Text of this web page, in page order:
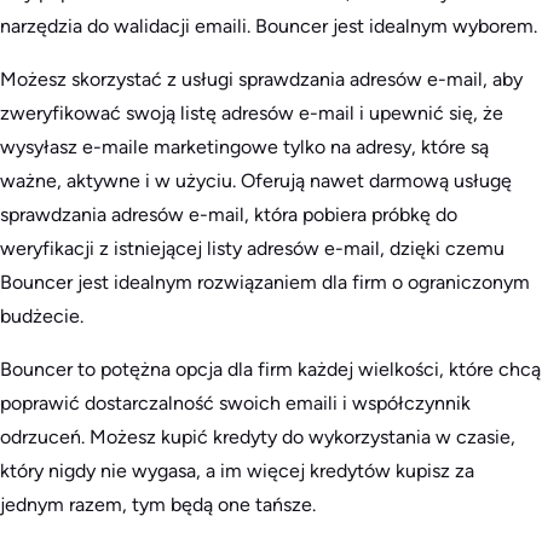
narzędzia do walidacji emaili. Bouncer jest idealnym wyborem.
Możesz skorzystać z usługi sprawdzania adresów e-mail, aby
zweryfikować swoją listę adresów e-mail i upewnić się, że
wysyłasz e-maile marketingowe tylko na adresy, które są
ważne, aktywne i w użyciu. Oferują nawet darmową usługę
sprawdzania adresów e-mail, która pobiera próbkę do
weryfikacji z istniejącej listy adresów e-mail, dzięki czemu
Bouncer jest idealnym rozwiązaniem dla firm o ograniczonym
budżecie.
Bouncer to potężna opcja dla firm każdej wielkości, które chcą
poprawić dostarczalność swoich emaili i współczynnik
odrzuceń. Możesz kupić kredyty do wykorzystania w czasie,
który nigdy nie wygasa, a im więcej kredytów kupisz za
jednym razem, tym będą one tańsze.